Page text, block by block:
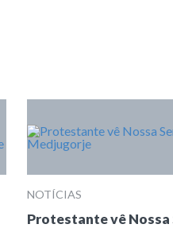
NOTÍCIAS
Protestante vê Nossa